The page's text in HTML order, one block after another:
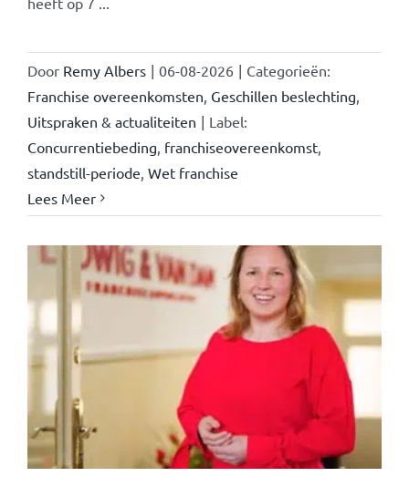
Door Remy Albers | 06-08-2026 | Categorieën:
Franchise overeenkomsten Geschillen beslechting
Uitspraken & actualiteiten | Label:
Concurrentiebeding franchiseovereenkomst,
standstill-periode Wet franchise
Lees Meer